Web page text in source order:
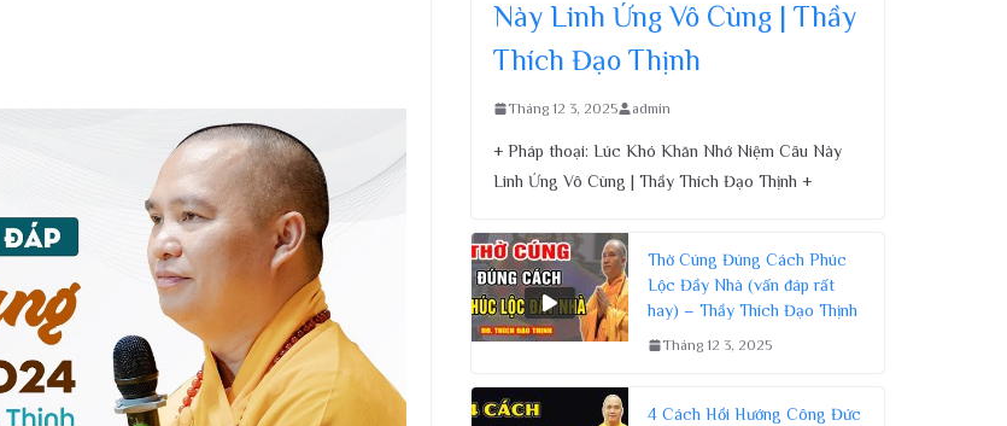
Này Linh Ứng Vô Cùng | Thầy
Thích Đạo Thịnh
Tháng 12 3, 2025 admin
+ Pháp thoại: Lúc Khó Khăn Nhớ Niệm Câu Này
Linh Ứng Vô Cùng | Thầy Thích Đạo Thịnh +
Thờ Cúng Đúng Cách Phúc
Lộc Đầy Nhà (vấn đáp rất
hay) – Thầy Thích Đạo Thịnh
Tháng 12 3, 2025
4 Cách Hồi Hướng Công Đức